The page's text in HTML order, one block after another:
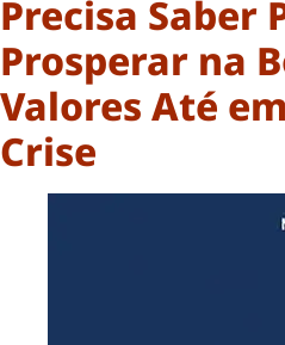
Precisa Saber
Prosperar na
Valores Até
Crise